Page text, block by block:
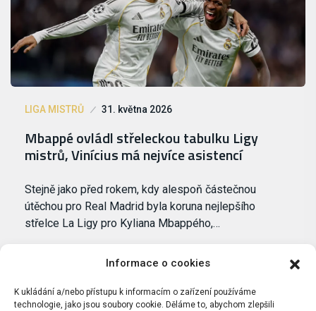
Informace o cookies
K ukládání a/nebo přístupu k informacím o zařízení používáme
technologie, jako jsou soubory cookie. Děláme to, abychom zlepšili
LIGA MISTRŮ 31. května 2026
Mbappé ovládl střeleckou tabulku Ligy
mistrů, Vinícius má nejvíce asistencí
Stejně jako před rokem, kdy alespoň částečnou
útěchou pro Real Madrid byla koruna nejlepšího
střelce La Ligy pro Kyliana Mbappého,…